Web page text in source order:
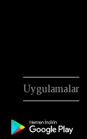
Uygulamalar